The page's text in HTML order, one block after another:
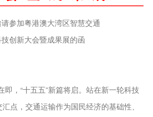
参加粤港澳大湾区智慧交通
创新大会暨成果展的函
即，“十五五”新篇将启。站在新一轮科技
点，交通运输作为国民经济的基础性、